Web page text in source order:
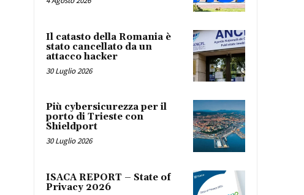
Il catasto della Romania è
stato cancellato da un
attacco hacker
30 Luglio 2026
Più cybersicurezza per il
porto di Trieste con
Shieldport
30 Luglio 2026
ISACA REPORT – State of
Privacy 2026